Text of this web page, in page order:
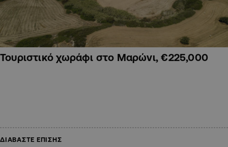
Τουριστικό χωράφι στο Μαρώνι, €225,000
ΔΙΑΒΑΣΤΕ ΕΠΙΣΗΣ